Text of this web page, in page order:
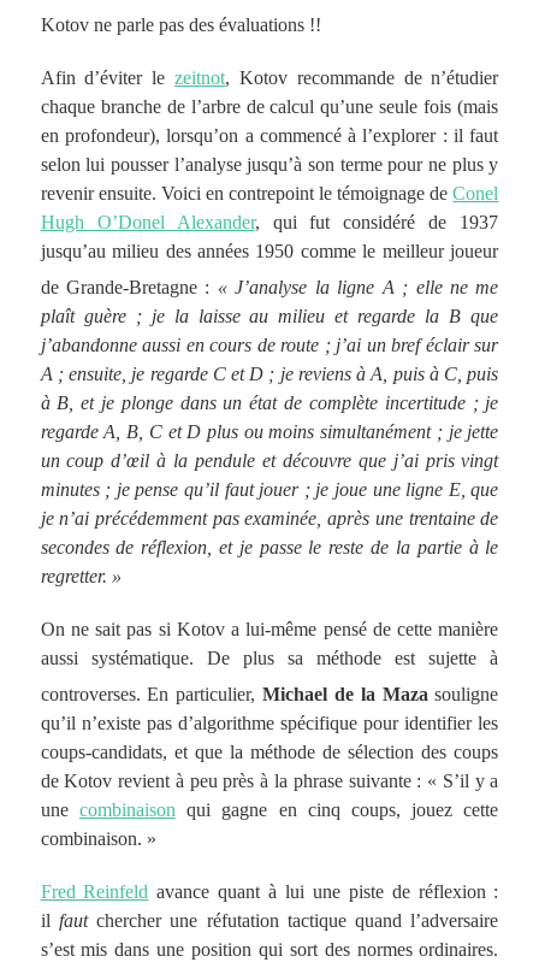
Kotov ne parle pas des évaluations !!
Afin d’éviter lezeitnot, Kotov recommande de n’étudier
chaque branche de l’arbre de calcul qu’une seule fois (mais
en profondeur), lorsqu’on a commencé à l’explorer : il faut
selon lui pousser l’analyse jusqu’à son terme pour ne plus y
revenir ensuite. Voici en contrepoint le témoignage deConel
Hugh O’Donel Alexander, qui fut considéré de 1937
jusqu’au milieu des années 1950 comme le meilleur joueur
de Grande-Bretagne : « J’analyse la ligne A ; elle ne me
plaît guère ; je la laisse au milieu et regarde la B que
j’abandonne aussi en cours de route ; j’ai un bref éclair sur
A ; ensuite, je regarde C et D ; je reviens à A, puis à C, puis
à B, et je plonge dans un état de complète incertitude ; je
regarde A, B, C et D plus ou moins simultanément ; je jette
un coup d’œil à la pendule et découvre que j’ai pris vingt
minutes ; je pense qu’il faut jouer ; je joue une ligne E, que
je n’ai précédemment pas examinée, après une trentaine de
secondes de réflexion, et je passe le reste de la partie à le
regretter. »
On ne sait pas si Kotov a lui-même pensé de cette manière
aussi systématique. De plus sa méthode est sujette à
controverses. En particulier,Michael de la Maza souligne
qu’il n’existe pas d’algorithme spécifique pour identifier les
coups-candidats, et que la méthode de sélection des coups
de Kotov revient à peu près à la phrase suivante : « S’il y a
une combinaison qui gagne en cinq coups, jouez cette
combinaison. »
Fred Reinfeld avance quant à lui une piste de réflexion :
il fautchercher une réfutation tactique quand l’adversaire
s’est mis dans une position qui sort des normes ordinaires.